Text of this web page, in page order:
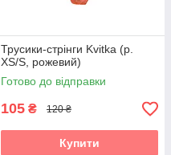
Трусики-стрінги Kvitka (р.
XS/S, рожевий)
Готово до відправки
105 ₴ 120 ₴
Купити